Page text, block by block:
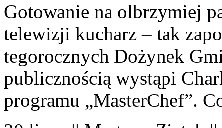
Gotowanie na olbrzymiej
telewizji kucharz – tak
tegorocznych Dożynek
publicznością wystąpi
programu „MasterChef”.